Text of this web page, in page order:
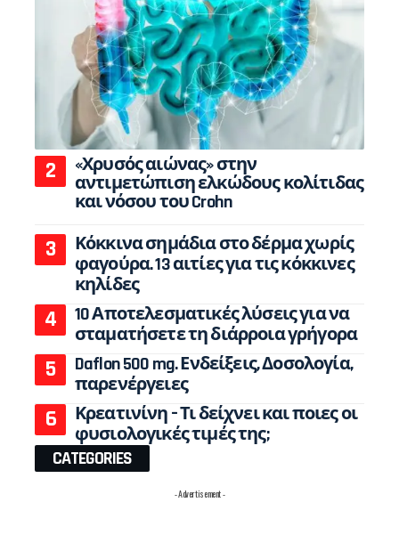
«Χρυσός αιώνας» στην
αντιμετώπιση ελκώδους κολίτιδας
και νόσου του Crohn
Κόκκινα σημάδια στο δέρμα χωρίς
φαγούρα. 13 αιτίες για τις κόκκινες
κηλίδες
10 Αποτελεσματικές λύσεις για να
σταματήσετε τη διάρροια γρήγορα
Daflon 500 mg. Ενδείξεις, Δοσολογία,
παρενέργειες
Κρεατινίνη – Τι δείχνει και ποιες οι
φυσιολογικές τιμές της;
CATEGORIES
- Advertisement -